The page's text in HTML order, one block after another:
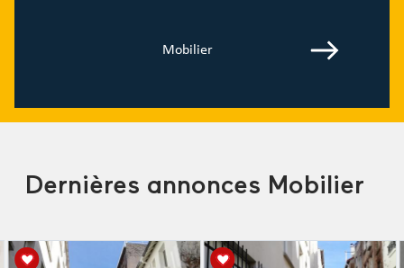
Mobilier
Dernières annonces Mobilier